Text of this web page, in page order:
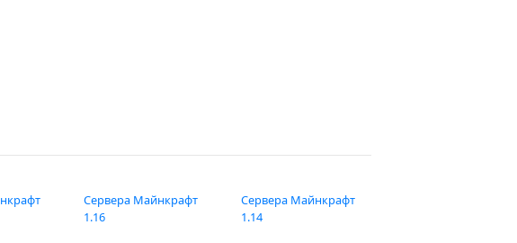
Сервера Майнкрафт
1.16
Сервера Майнкрафт
1.14